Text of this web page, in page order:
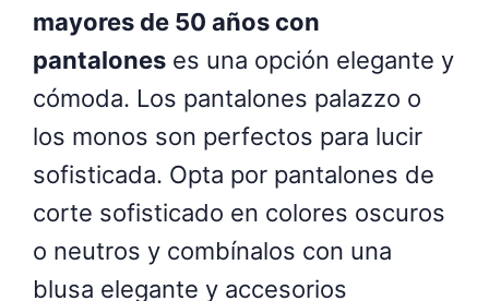
mayores de 50 años con
pantalones es una opción elegante y
cómoda. Los pantalones palazzo o
los monos son perfectos para lucir
sofisticada. Opta por pantalones de
corte sofisticado en colores oscuros
o neutros y combínalos con una
blusa elegante y accesorios